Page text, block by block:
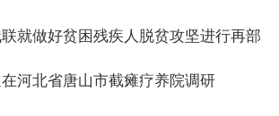
联就做好贫困残疾人脱贫攻坚进行再部
河北省唐山市截瘫疗养院调研